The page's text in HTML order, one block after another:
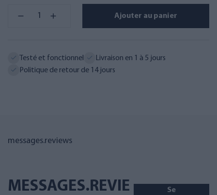
Ajouter au panier
Testé et fonctionnel
Livraison en 1 à 5 jours
Politique de retour de 14 jours
messages.reviews
MESSAGES.REVIE
Se